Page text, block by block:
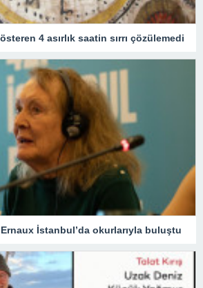
4 asırlık saatin sırrı çözülemedi
İstanbul’da okurlarıyla buluştu